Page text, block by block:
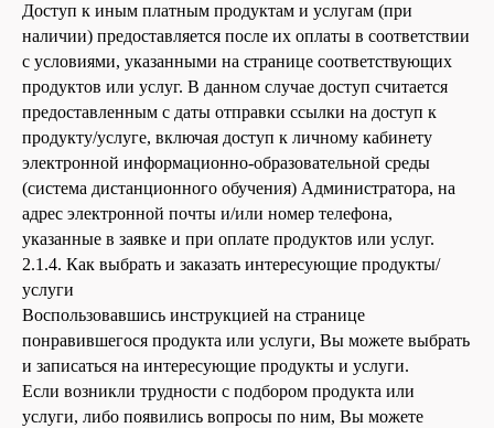
Доступ к иным платным продуктам и услугам (при
наличии) предоставляется после их оплаты в соответствии
с условиями, указанными на странице соответствующих
продуктов или услуг. В данном случае доступ считается
предоставленным с даты отправки ссылки на доступ к
продукту/услуге, включая доступ к личному кабинету
электронной информационно-образовательной среды
(система дистанционного обучения) Администратора, на
адрес электронной почты и/или номер телефона,
указанные в заявке и при оплате продуктов или услуг.
2.1.4. Как выбрать и заказать интересующие продукты/
услуги
Воспользовавшись инструкцией на странице
понравившегося продукта или услуги, Вы можете выбрать
и записаться на интересующие продукты и услуги.
Если возникли трудности с подбором продукта или
услуги, либо появились вопросы по ним, Вы можете